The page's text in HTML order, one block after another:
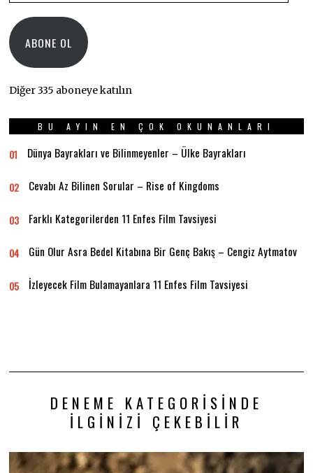
ABONE OL
Diğer 335 aboneye katılın
BU AYIN EN ÇOK OKUNANLARI
01 Dünya Bayrakları ve Bilinmeyenler – Ülke Bayrakları
02 Cevabı Az Bilinen Sorular – Rise of Kingdoms
03 Farklı Kategorilerden 11 Enfes Film Tavsiyesi
04 Gün Olur Asra Bedel Kitabına Bir Genç Bakış – Cengiz Aytmatov
05 İzleyecek Film Bulamayanlara 11 Enfes Film Tavsiyesi
DENEME KATEGORISINDE
İLGINIZI ÇEKEBILIR